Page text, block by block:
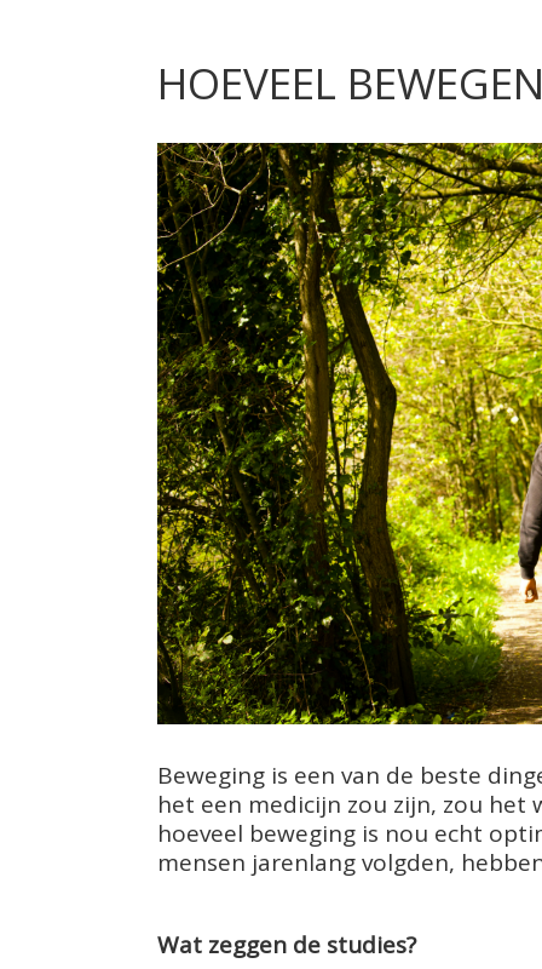
HOEVEEL
Beweging is een van de beste
het een medicijn zou zijn, zou het
hoeveel beweging is nou echt
mensen jarenlang volgden,
Wat zeggen de studies?